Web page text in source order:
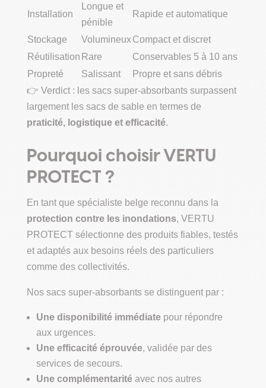
Installation
Longue et
pénible
Rapide et automatique
Stockage VolumineuxCompact et discret
Réutilisation Rare
Conservables 5 à 10 ans
Propreté
Salissant
Propre et sans débris
👉 Verdict : les sacs super-absorbants surpassent
largement les sacs de sable en termes de
praticité, logistique et efficacité.
Pourquoi choisir VERTU
PROTECT ?
En tant que spécialiste belge reconnu dans la
protection contre les inondations, VERTU
PROTECT sélectionne des produits fiables, testés
et adaptés aux besoins réels des particuliers
comme des collectivités.
Nos sacs super-absorbants se distinguent par :
Une disponibilité immédiatepour répondre
aux urgences.
Une efficacité éprouvée, validée par des
services de secours.
Une complémentaritéavec nos autres